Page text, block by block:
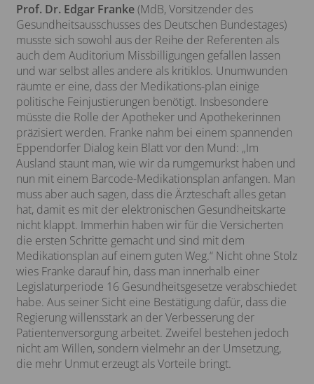
Prof. Dr. Edgar Franke(MdB, Vorsitzender des
Gesundheitsausschusses des Deutschen Bundestages)
musste sich sowohl aus der Reihe der Referenten als
auch dem Auditorium Missbilligungen gefallen lassen
und war selbst alles andere als kritiklos. Unumwunden
räumte er eine, dass der Medikations-plan einige
politische Feinjustierungen benötigt. Insbesondere
müsste die Rolle der Apotheker und Apothekerinnen
präzisiert werden. Franke nahm bei einem spannenden
Eppendorfer Dialog kein Blatt vor den Mund: „Im
Ausland staunt man, wie wir da rumgemurkst haben und
nun mit einem Barcode-Medikationsplan anfangen. Man
muss aber auch sagen, dass die Ärzteschaft alles getan
hat, damit es mit der elektronischen Gesundheitskarte
nicht klappt. Immerhin haben wir für die Versicherten
die ersten Schritte gemacht und sind mit dem
Medikationsplan auf einem guten Weg.“ Nicht ohne Stolz
wies Franke darauf hin, dass man innerhalb einer
Legislaturperiode 16 Gesundheitsgesetze verabschiedet
habe. Aus seiner Sicht eine Bestätigung dafür, dass die
Regierung willensstark an der Verbesserung der
Patientenversorgung arbeitet. Zweifel bestehen jedoch
nicht am Willen, sondern vielmehr an der Umsetzung,
die mehr Unmut erzeugt als Vorteile bringt.